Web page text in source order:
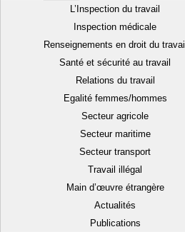
L’Inspection du travail
Inspection médicale
Renseignements en droit du travail
Santé et sécurité au travail
Relations du travail
Egalité femmes/hommes
Secteur agricole
Secteur maritime
Secteur transport
Travail illégal
Main d’œuvre étrangère
Actualités
Publications